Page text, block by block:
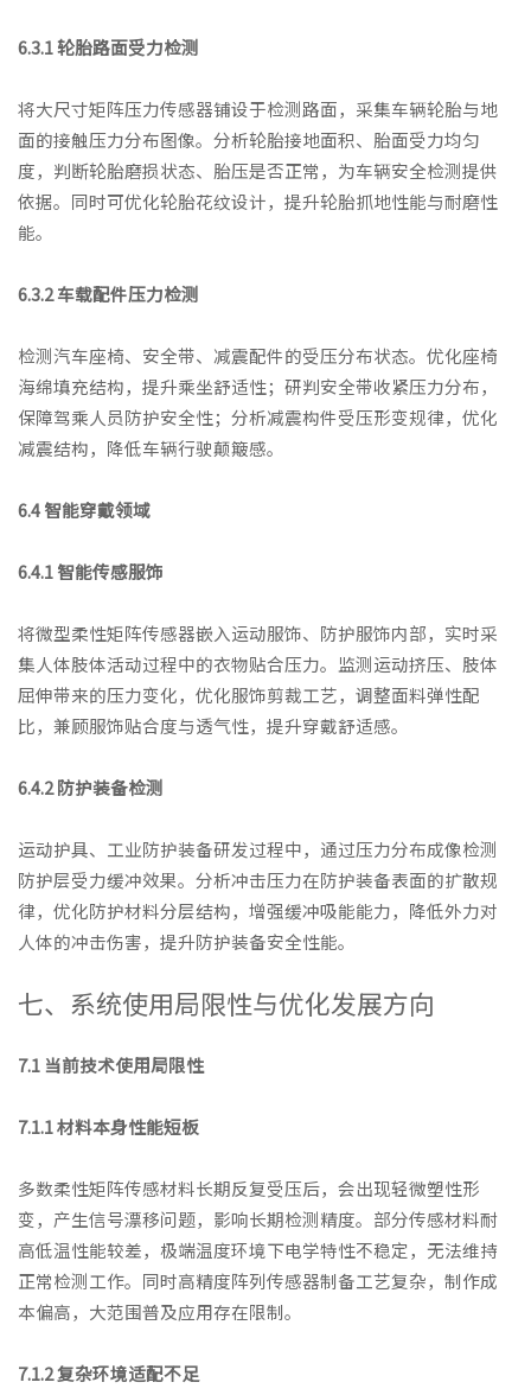
6.3.1 轮胎路面受力检测
将大尺寸矩阵压力传感器铺设于检测路面，采集车辆轮胎与地
面的接触压力分布图像。分析轮胎接地面积、胎面受力均匀
度，判断轮胎磨损状态、胎压是否正常，为车辆安全检测提供
依据。同时可优化轮胎花纹设计，提升轮胎抓地性能与耐磨性
能。
6.3.2 车载配件压力检测
检测汽车座椅、安全带、减震配件的受压分布状态。优化座椅
海绵填充结构，提升乘坐舒适性；研判安全带收紧压力分布，
保障驾乘人员防护安全性；分析减震构件受压形变规律，优化
减震结构，降低车辆行驶颠簸感。
6.4 智能穿戴领域
6.4.1 智能传感服饰
将微型柔性矩阵传感器嵌入运动服饰、防护服饰内部，实时采
集人体肢体活动过程中的衣物贴合压力。监测运动挤压、肢体
屈伸带来的压力变化，优化服饰剪裁工艺，调整面料弹性配
比，兼顾服饰贴合度与透气性，提升穿戴舒适感。
6.4.2 防护装备检测
运动护具、工业防护装备研发过程中，通过压力分布成像检测
防护层受力缓冲效果。分析冲击压力在防护装备表面的扩散规
律，优化防护材料分层结构，增强缓冲吸能能力，降低外力对
人体的冲击伤害，提升防护装备安全性能。
七、系统使用局限性与优化发展方向
7.1 当前技术使用局限性
7.1.1 材料本身性能短板
多数柔性矩阵传感材料长期反复受压后，会出现轻微塑性形
变，产生信号漂移问题，影响长期检测精度。部分传感材料耐
高低温性能较差，极端温度环境下电学特性不稳定，无法维持
正常检测工作。同时高精度阵列传感器制备工艺复杂，制作成
本偏高，大范围普及应用存在限制。
7.1.2 复杂环境适配不足